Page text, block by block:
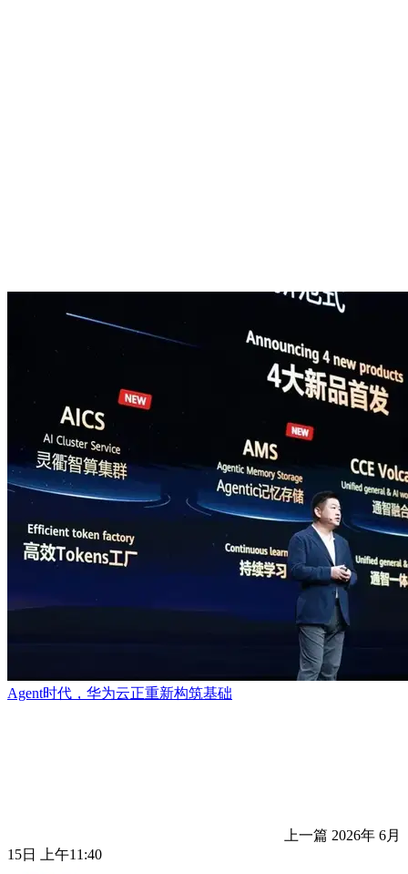
Agent时代，华为云正重新构筑基础
上一篇 2026年 6月
15日 上午11:40